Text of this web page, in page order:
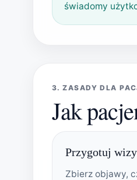
świadomy
3. ZASADY DLA
Jak
Przygotuj
Zbierz objawy,